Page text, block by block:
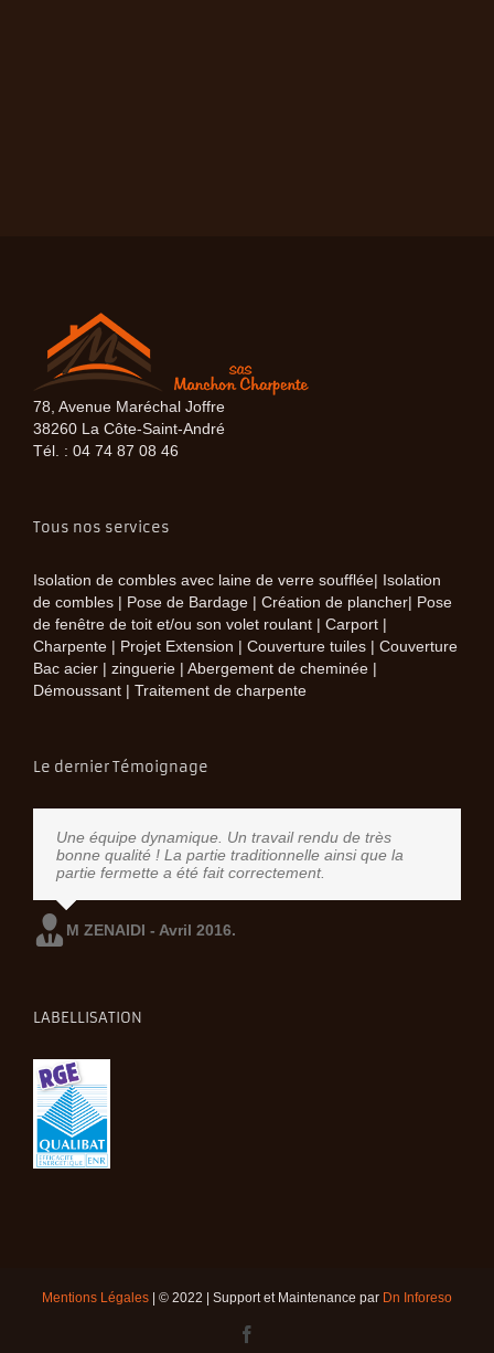
78, Avenue Maréchal Joffre
38260 La Côte-Saint-André
Tél. : 04 74 87 08 46
Tous nos services
Isolation de combles avec laine de verre soufflée| Isolation
de combles | Pose de Bardage | Création de plancher| Pose
de fenêtre de toit et/ou son volet roulant | Carport |
Charpente | Projet Extension | Couverture tuiles | Couverture
Bac acier | zinguerie | Abergement de cheminée |
Démoussant | Traitement de charpente
Le dernier Témoignage
Une équipe dynamique. Un travail rendu de très
bonne qualité ! La partie traditionnelle ainsi que la
partie fermette a été fait correctement.
M ZENAIDI - Avril 2016.
LABELLISATION
Mentions Légales | © 2022 | Support et Maintenance par Dn Inforeso